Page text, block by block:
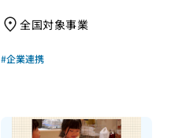
全国対象事業
#企業連携